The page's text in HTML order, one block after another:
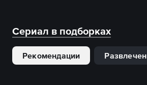
Сериал в подборках
Рекомендации